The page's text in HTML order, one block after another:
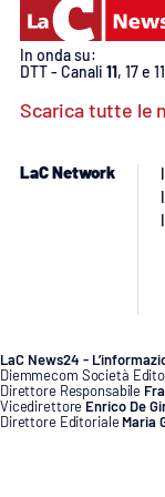
SPECIALI
Buona Sanità
Storie
In onda su:
DTT - Canali 11, 17 e
Scarica tutte le
LaC Network
LaC News24 -
Diemmecom Società
Direttore Responsabile
Vicedirettore Enrico De
Direttore Editoriale Maria